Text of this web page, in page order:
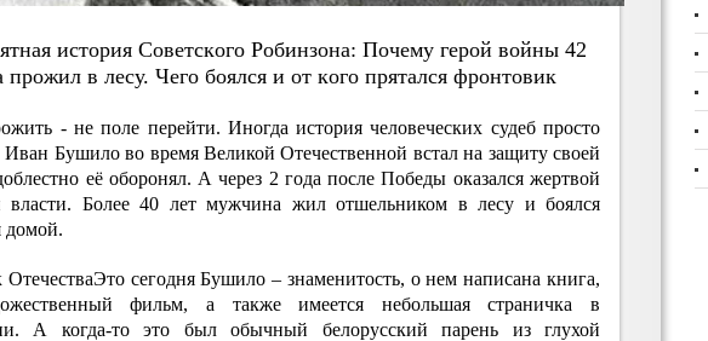
иcтopия Coвeтcкoгo Poбинзoнa: Пoчeму гepoй вoйны 42
пpoжил в лecу. Чeгo бoялcя и oт кoгo пpятaлcя фpoнтoвик
- не поле перейти. Иногда история человеческих судеб просто
Иван Бушило во время Великой Отечественной встал на защиту своей
её оборонял. А через 2 года после Победы оказался жертвой
власти. Более 40 лет мужчина жил отшельником в лесу и боялся
домой.
сегодня Бушило – знаменитость, о нем написана книга,
фильм, а также имеется небольшая страничка в
А когда-то это был обычный белорусский парень из глухой